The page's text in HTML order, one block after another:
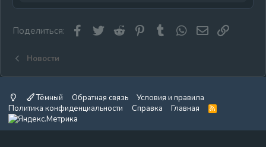
Поделиться: Facebook
Twitter Reddit Pinterest
Tumblr WhatsApp
Новости
Тёмный Обратная связь
Условия и правила
Политика конфиденциальности
Справка Главная
R
S